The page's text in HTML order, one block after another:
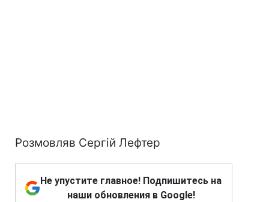
Розмовляв Сергій Лефтер
Не упустите главное! Подпишитесь на
наши обновления в Google!